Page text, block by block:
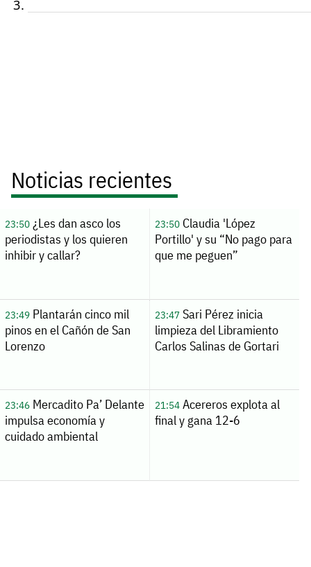
Noticias recientes
23:50¿Les dan asco los
periodistas y los quieren
inhibir y callar?
23:50Claudia 'López
Portillo' y su “No pago para
que me peguen”
23:49Plantarán cinco mil
pinos en el Cañón de San
Lorenzo
23:47Sari Pérez inicia
limpieza del Libramiento
Carlos Salinas de Gortari
23:46Mercadito Pa’ Delante
impulsa economía y
cuidado ambiental
21:54Acereros explota al
final y gana 12-6